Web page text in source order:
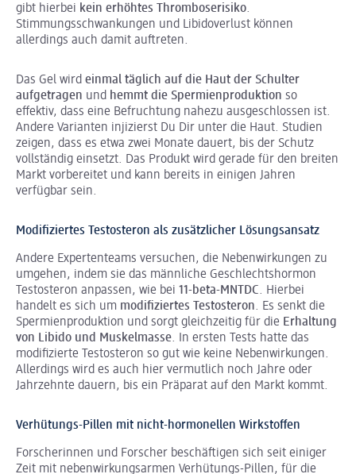
gibt hierbei kein erhöhtes Thromboserisiko.
Stimmungsschwankungen und Libidoverlust können
allerdings auch damit auftreten.
Das Gel wird einmal täglich auf die Haut der Schulter
aufgetragen und hemmt die Spermienproduktion so
effektiv, dass eine Befruchtung nahezu ausgeschlossen ist.
Andere Varianten injizierst Du Dir unter die Haut. Studien
zeigen, dass es etwa zwei Monate dauert, bis der Schutz
vollständig einsetzt. Das Produkt wird gerade für den breiten
Markt vorbereitet und kann bereits in einigen Jahren
verfügbar sein.
Modifiziertes Testosteron als zusätzlicher Lösungsansatz
Andere Expertenteams versuchen, die Nebenwirkungen zu
umgehen, indem sie das männliche Geschlechtshormon
Testosteron anpassen, wie bei 11-beta-MNTDC. Hierbei
handelt es sich um modifiziertes Testosteron. Es senkt die
Spermienproduktion und sorgt gleichzeitig für die Erhaltung
von Libido und Muskelmasse. In ersten Tests hatte das
modifizierte Testosteron so gut wie keine Nebenwirkungen.
Allerdings wird es auch hier vermutlich noch Jahre oder
Jahrzehnte dauern, bis ein Präparat auf den Markt kommt.
Verhütungs-Pillen mit nicht-hormonellen Wirkstoffen
Forscherinnen und Forscher beschäftigen sich seit einiger
Zeit mit nebenwirkungsarmen Verhütungs-Pillen, für die